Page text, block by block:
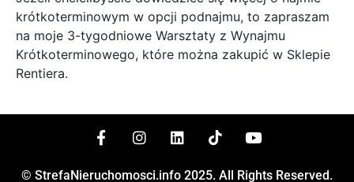
krótkoterminowym w opcji podnajmu, to zapraszam
na moje 3-tygodniowe Warsztaty z Wynajmu
Krótkoterminowego, które można zakupić w Sklepie
Rentiera.
© StrefaNieruchomosci.info 2025. All Rights Reserved.